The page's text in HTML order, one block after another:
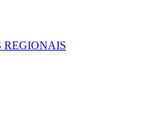
REGIONAIS